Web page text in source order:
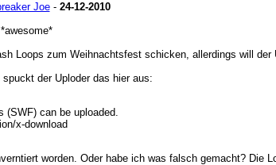
Joe- 24-12-2010
Loops zum Weihnachtsfest schicken, allerdings will
der Uploder das hier aus:
(SWF) can be uploaded.
x-download
worden. Oder habe ich was falsch gemacht? Die